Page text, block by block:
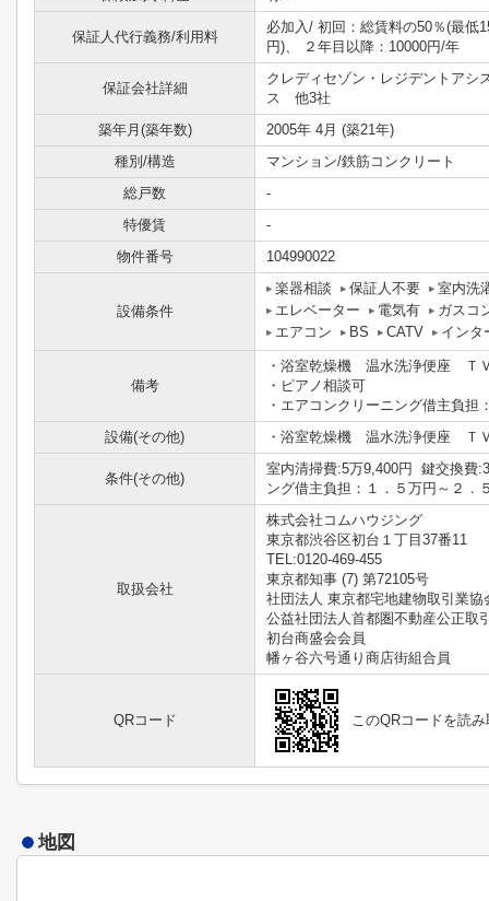
保証人代行義務/利用料
必加入/ 初回：総賃料の50％(最低
円)、 ２年目以降：10000円/年
保証会社詳細
クレディセゾン・レジデントアシ
ス 他3社
築年月(築年数)
2005年 4月 (築21年)
種別/構造
マンション/鉄筋コンクリート
総戸数
-
特優賃
-
物件番号
104990022
設備条件
楽器相談 保証人不要
室内洗
エレベーター
電気有
ガスコ
エアコン
BS CATV インタ
備考
・浴室乾燥機 温水洗浄便座 Ｔ
・ピアノ相談可
・エアコンクリーニング借主負
設備(その他)
・浴室乾燥機 温水洗浄便座 Ｔ
条件(その他)
室内清掃費:5万9,400円 鍵交換費
ング借主負担：１．５万円～２．
取扱会社
株式会社コムハウジング
東京都渋谷区初台１丁目37番11
TEL:0120-469-455
東京都知事 (7) 第72105号
社団法人 東京都宅地建物取引業協
公益社団法人首都圏不動産公正取
初台商盛会会員
幡ヶ谷六号通り商店街組合員
QRコード このQRコードを読
地図